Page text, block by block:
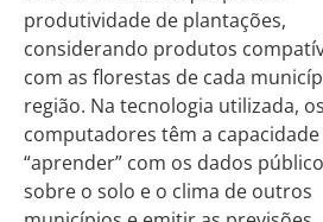
produtividade de plantações,
considerando produtos
com as florestas de cada
região. Na tecnologia utilizada, os
computadores têm a
“aprender” com os dados
sobre o solo e o clima de outros